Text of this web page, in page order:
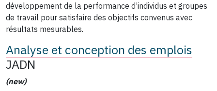
développement de la performance d’individus et groupes
de travail pour satisfaire des objectifs convenus avec
résultats mesurables.
Analyse et conception des emplois
JADN
(new)